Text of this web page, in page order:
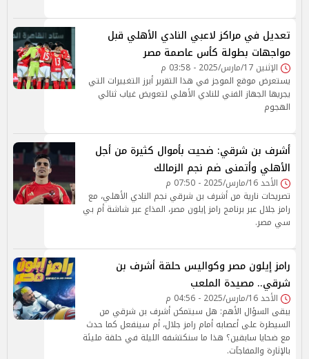
تعديل في مراكز لاعبي النادي الأهلي قبل
مواجهات بطولة كأس عاصمة مصر
الإثنين 17/مارس/2025 - 03:58 م
يستعرض موقع الموجز في هذا التقرير أبرز التغييرات التي
يجريها الجهاز الفني للنادي الأهلي لتعويض غياب ثنائي
الهجوم
أشرف بن شرقي: ضحيت بأموال كثيرة من أجل
الأهلي وأتمنى ضم نجم الزمالك
الأحد 16/مارس/2025 - 07:50 م
تصريحات نارية من أشرف بن شرقي نجم النادي الأهلي، مع
رامز جلال عبر برنامج رامز إيلون مصر، المذاع عبر شاشة أم بي
سي مصر.
رامز إيلون مصر وكواليس حلقة أشرف بن
شرقي.. مصيدة الملعب
الأحد 16/مارس/2025 - 04:56 م
يبقى السؤال الأهم: هل سيتمكن أشرف بن شرقي من
السيطرة على أعصابه أمام رامز جلال، أم سينفعل كما حدث
مع ضحايا سابقين؟ هذا ما سنكتشفه الليلة في حلقة مليئة
بالإثارة والمفاجآت.